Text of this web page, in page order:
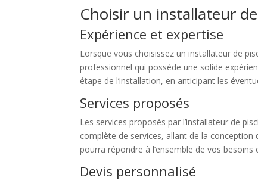
Choisir un installateur
Expérience et expertise
Lorsque vous choisissez un installateur de
professionnel qui possède une solide
étape de l’installation, en anticipant les
Services proposés
Les services proposés par l’installateur de
complète de services, allant de la
pourra répondre à l’ensemble de vos
Devis personnalisé